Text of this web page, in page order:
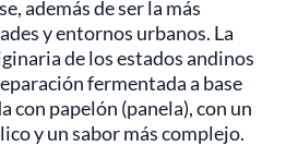
además de ser la más
y entornos urbanos. La
de los estados andinos
fermentada a base
con papelón (panela), con un
y un sabor más complejo.